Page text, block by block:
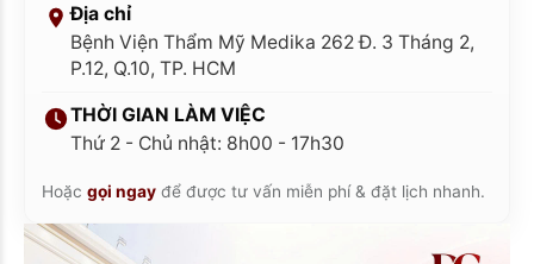
Địa chỉ
Bệnh Viện Thẩm Mỹ Medika 262 Đ. 3 Tháng 2,
P.12, Q.10, TP. HCM
THỜI GIAN LÀM VIỆC
Thứ 2 - Chủ nhật: 8h00 - 17h30
Hoặc gọi ngay để được tư vấn miễn phí & đặt lịch nhanh.